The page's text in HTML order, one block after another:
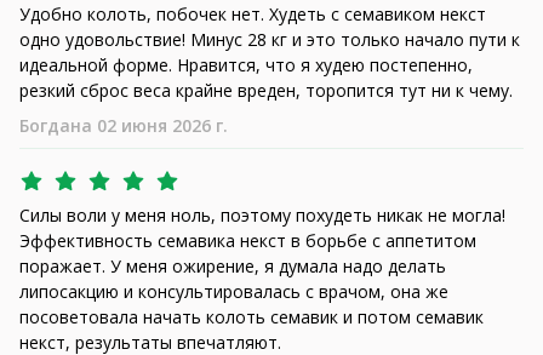
Удобно колоть, побочек нет. Худеть с семавиком некст
одно удовольствие! Минус 28 кг и это только начало пути к
идеальной форме. Нравится, что я худею постепенно,
резкий сброс веса крайне вреден, торопится тут ни к чему.
Богдана 02 июня 2026 г.
Силы воли у меня ноль, поэтому похудеть никак не могла!
Эффективность семавика некст в борьбе с аппетитом
поражает. У меня ожирение, я думала надо делать
липосакцию и консультировалась с врачом, она же
посоветовала начать колоть семавик и потом семавик
некст, результаты впечатляют.